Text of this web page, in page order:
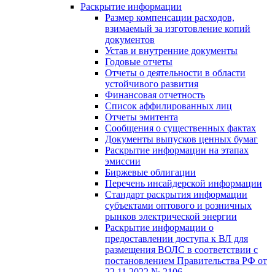
Раскрытие информации
Размер компенсации расходов,
взимаемый за изготовление копий
документов
Устав и внутренние документы
Годовые отчеты
Отчеты о деятельности в области
устойчивого развития
Финансовая отчетность
Список аффилированных лиц
Отчеты эмитента
Сообщения о существенных фактах
Документы выпусков ценных бумаг
Раскрытие информации на этапах
эмиссии
Биржевые облигации
Перечень инсайдерской информации
Стандарт раскрытия информации
субъектами оптового и розничных
рынков электрической энергии
Раскрытие информации о
предоставлении доступа к ВЛ для
размещения ВОЛС в соответствии с
постановлением Правительства РФ от